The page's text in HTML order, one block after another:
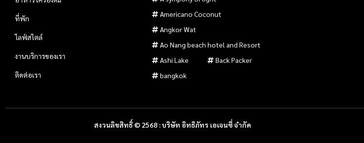
ที่พัก
ไลฟ์สไตล์
งานบริการของเรา
ติดต่อเรา
Americano Coconut
Angkor Wat
Ao Nang beach hotel and Resort
Ashi Lake
Back Packer
bangkok
สงวนลิขสิทธิ์ © 2568 : บริษัท อิทธิภัทร เอเจนซี่ จำกัด